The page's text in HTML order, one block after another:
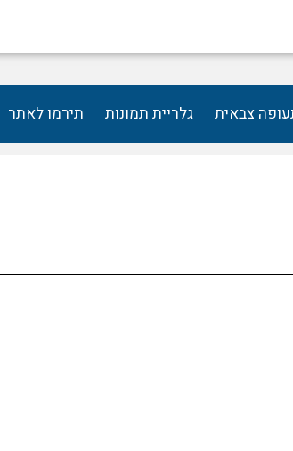
צבאית גלריית תמונות תירמו לאתר